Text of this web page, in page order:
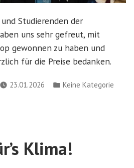
Studierenden der
uns sehr gefreut, mit
gewonnen zu haben und
für die Preise bedanken.
23.01.2026
Veröffentlicht
Keine Kategorie
Klima!